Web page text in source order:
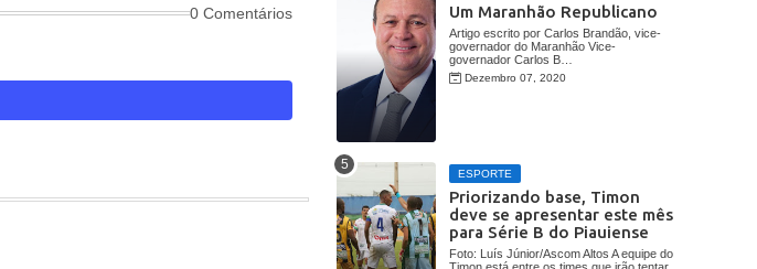
0 Comentários Um Maranhão Republicano
Artigo escrito por Carlos Brandão, vice-
governador do Maranhão Vice-
governador Carlos B…
Dezembro 07, 2020
ESPORTE
Priorizando base, Timon
deve se apresentar este mês
para Série B do Piauiense
Foto: Luís Júnior/Ascom Altos A equipe do
Timon está entre os times que irão tentar